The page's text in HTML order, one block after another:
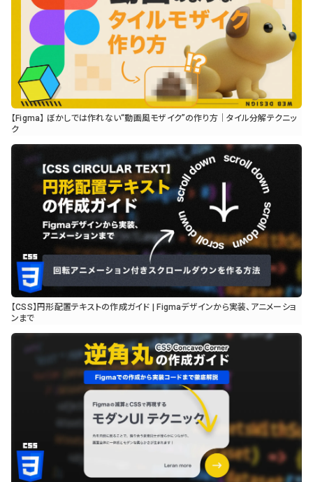
【Figma】 ぼかしでは作れない“動画風モザイク”の作り方｜タイル分解テクニッ
ク
【CSS】円形配置テキストの作成ガイド | Figmaデザインから実装、アニメーショ
ンまで